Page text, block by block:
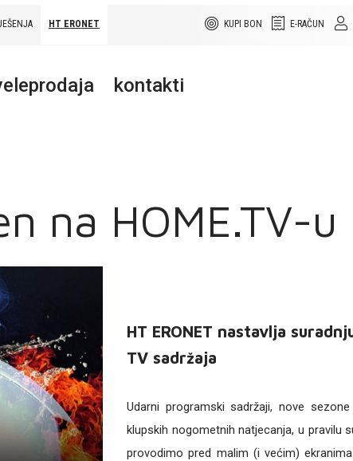
E-RAČUN
KUPI BON
HT ERONET
kontakti
na HOME.TV-u
HT ERONET nastavlja
TV sadržaja
Udarni programski sadržaji, nove
klupskih nogometnih natjecanja, u pravilu
provodimo pred malim (i većim)